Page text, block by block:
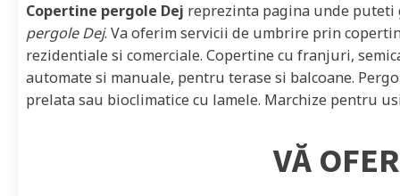
Copertine pergole Dej reprezinta pagina unde
pergole Dej. Va oferim servicii de umbrire prin
rezidentiale si comerciale. Copertine cu franjuri,
automate si manuale, pentru terase si balcoane.
prelata sau bioclimatice cu lamele. Marchize pentru
VĂ